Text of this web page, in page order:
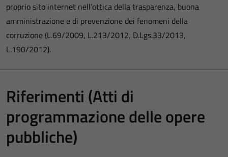
proprio sito internet nell’ottica della trasparenza, buona
amministrazione e di prevenzione dei fenomeni della
corruzione (L.69/2009, L.213/2012, D.Lgs.33/2013,
L.190/2012).
Riferimenti (Atti di
programmazione delle opere
pubbliche)